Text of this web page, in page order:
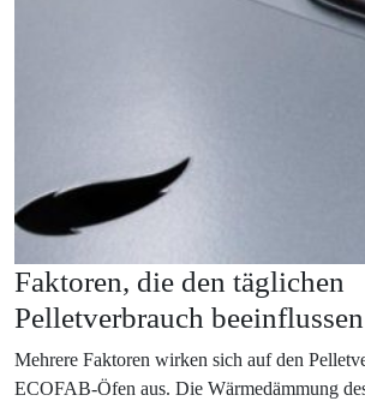
Faktoren, die den täglichen
Pelletverbrauch beeinflussen
Mehrere Faktoren wirken sich auf den
ECOFAB-Öfen aus. Die Wärmedämmung